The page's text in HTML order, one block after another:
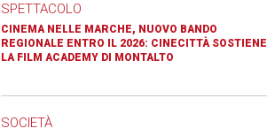
SPETTACOLO
CINEMA NELLE MARCHE, NUOVO BANDO
REGIONALE ENTRO IL 2026: CINECITTÀ SOSTIENE
LA FILM ACADEMY DI MONTALTO
SOCIETÀ